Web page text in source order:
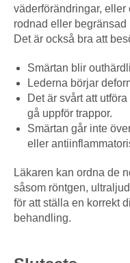
väderförändringar,
rodnad eller
Det är också bra att
Smärtan blir
Lederna börjar
Det är svårt att
gå uppför trappor.
Smärtan går inte
eller
Läkaren kan ordna de
såsom röntgen,
för att ställa en korrekt
behandling.